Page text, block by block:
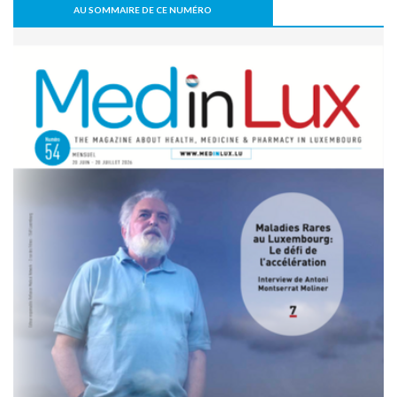
risque de PTH
07 juillet 2026 - 09:47
Activité physique: bénéfice pour l’os, mais pas
nécessairement pour le disque intervertébral
07 juillet 2026 - 09:39
Comment une alimentation trop riche réduit la cognition
22 juin 2026 - 17:16
Covid long: des symptômes réels, mais souvent réversibles
11 mai 2026 - 10:36
Un robot humanoïde testé à l’hôpital pour soutenir les
équipes soignantes
31 mars 2026 - 06:51
IA et responsabilité médicale en radiologie : le workflow
change la donne juridique
30 mars 2026 - 20:00
Les résultats prometteurs de la première étude clinique
AU SOMMAIRE DE CE NUMÉRO